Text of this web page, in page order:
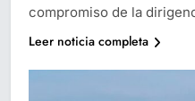
compromiso de la
Leer noticia completa